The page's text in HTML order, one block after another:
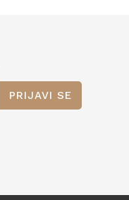
PRIJAVI SE